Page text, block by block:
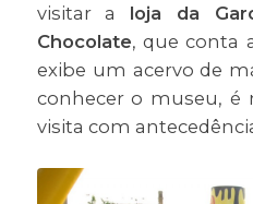
visitar a loja da
Chocolate, que conta
exibe um acervo de
conhecer o museu, é
visita com